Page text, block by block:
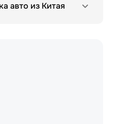
авто из Китая